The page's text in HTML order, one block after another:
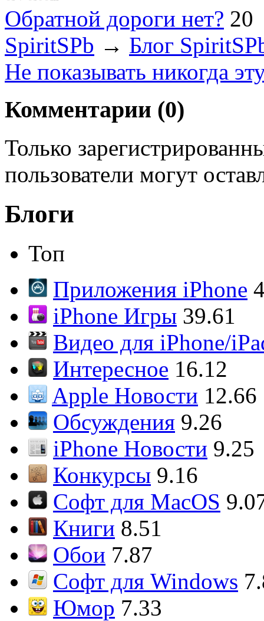
Обратной дороги нет? 20
SpiritSPb → Блог
Не показывать никогда
Комментарии (0)
Только
пользователи могут
Блоги
Топ
Приложения iPhone
iPhone Игры 39.61
Видео для iPhone/
Интересное 16.12
Apple Новости 12.66
Обсуждения 9.26
iPhone Новости 9.25
Конкурсы 9.16
Софт для MacOS
Книги 8.51
Обои 7.87
Софт для Windows
Юмор 7.33